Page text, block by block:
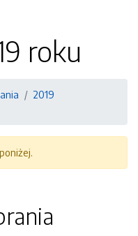
roku
2019
poniżej.